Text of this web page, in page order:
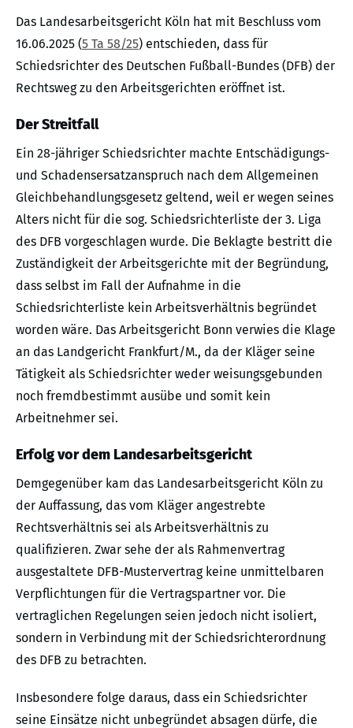
Das Landesarbeitsgericht Köln hat mit Beschluss vom
16.06.2025 (5 Ta 58/25) entschieden, dass für
Schiedsrichter des Deutschen Fußball-Bundes (DFB) der
Rechtsweg zu den Arbeitsgerichten eröffnet ist.
Der Streitfall
Ein 28-jähriger Schiedsrichter machte Entschädigungs-
und Schadensersatzanspruch nach dem Allgemeinen
Gleichbehandlungsgesetz geltend, weil er wegen seines
Alters nicht für die sog. Schiedsrichterliste der 3. Liga
des DFB vorgeschlagen wurde. Die Beklagte bestritt die
Zuständigkeit der Arbeitsgerichte mit der Begründung,
dass selbst im Fall der Aufnahme in die
Schiedsrichterliste kein Arbeitsverhältnis begründet
worden wäre. Das Arbeitsgericht Bonn verwies die Klage
an das Landgericht Frankfurt/M., da der Kläger seine
Tätigkeit als Schiedsrichter weder weisungsgebunden
noch fremdbestimmt ausübe und somit kein
Arbeitnehmer sei.
Erfolg vor dem Landesarbeitsgericht
Demgegenüber kam das Landesarbeitsgericht Köln zu
der Auffassung, das vom Kläger angestrebte
Rechtsverhältnis sei als Arbeitsverhältnis zu
qualifizieren. Zwar sehe der als Rahmenvertrag
ausgestaltete DFB-Mustervertrag keine unmittelbaren
Verpflichtungen für die Vertragspartner vor. Die
vertraglichen Regelungen seien jedoch nicht isoliert,
sondern in Verbindung mit der Schiedsrichterordnung
des DFB zu betrachten.
Insbesondere folge daraus, dass ein Schiedsrichter
seine Einsätze nicht unbegründet absagen dürfe, die